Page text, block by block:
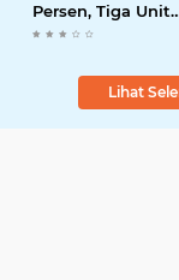
Persen, Tiga Unit
Rumah Bantuan
Lihat